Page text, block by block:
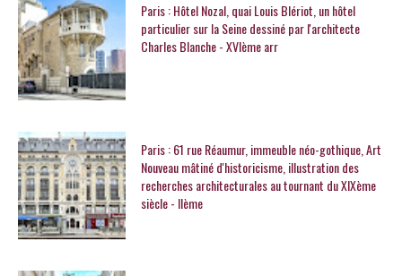
Paris : Hôtel Nozal, quai Louis Blériot, un hôtel
particulier sur la Seine dessiné par l'architecte
Charles Blanche - XVIème arr
Paris : 61 rue Réaumur, immeuble néo-gothique, Art
Nouveau mâtiné d'historicisme, illustration des
recherches architecturales au tournant du XIXème
siècle - IIème